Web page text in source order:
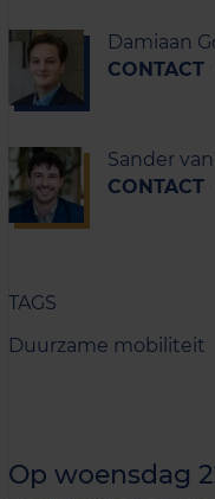
Damiaan
CONTACT
Sander
CONTACT
TAGS
Duurzame mobiliteit
Op woensdag